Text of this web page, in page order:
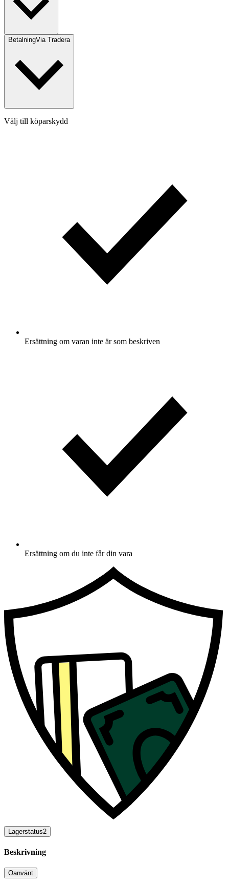
BetalningVia Tradera
Välj till köparskydd
Ersättning om varan inte är som beskriven
Ersättning om du inte får din vara
Lagerstatus2
Beskrivning
Oanvänt